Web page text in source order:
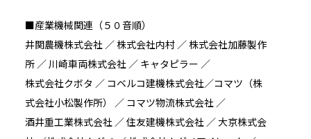
■産業機械関連（５０音順）
井関農機株式会社 ／ 株式会社内村 ／ 株式会社加藤製作
所 ／ 川崎車両株式会社 ／ キャタピラー ／
株式会社クボタ ／ コベルコ建機株式会社／コマツ（株
式会社小松製作所） ／ コマツ物流株式会社 ／
酒井重工業株式会社 ／ 住友建機株式会社 ／ 大京株式会